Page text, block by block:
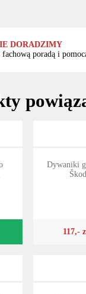
DORADZIMY
fachową poradą i
Dywaniki
117,-